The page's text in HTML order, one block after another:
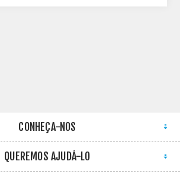
CONHEÇA-NOS
QUEREMOS AJUDÁ-LO